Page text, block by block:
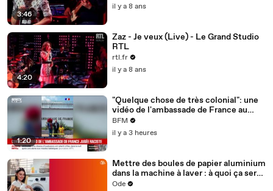
3:46
il y a 8 ans
4:20
Zaz - Je veux (Live) - Le Grand Studio
RTL
rtl.fr
il y a 8 ans
1:20
"Quelque chose de très colonial": une
vidéo de l'ambassade de France au
Congo jugée raciste fait polémique
BFM
il y a 3 heures
Mettre des boules de papier aluminium
dans la machine à laver : à quoi ça sert
et pourquoi c’est recommandé
Ode